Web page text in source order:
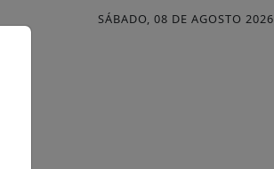
SÁBADO, 08 DE AGOSTO 2026